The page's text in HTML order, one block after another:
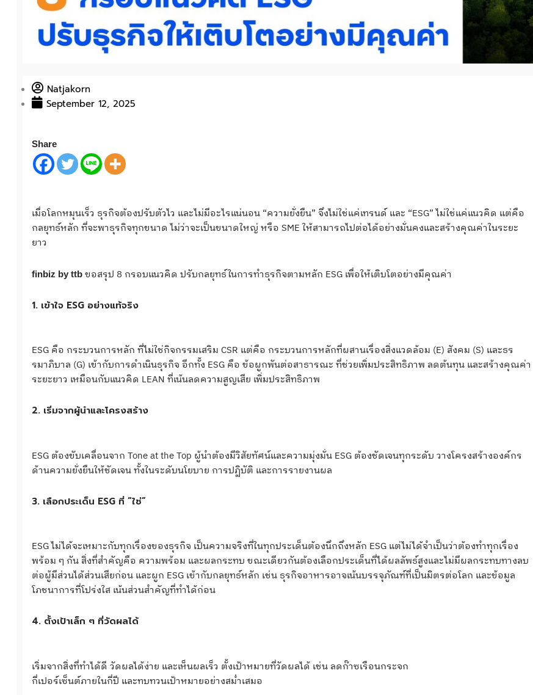
Natjakorn
September 12, 2025
Share
เมื่อโลกหมุนเร็ว ธุรกิจต้องปรับตัวไว และไม่มีอะไรแน่นอน “ความยั่งยืน” จึงไม่ใช่แค่เทรนด์ และ “ESG” ไม่ใช่แค่แนวคิด แต่คือ
กลยุทธ์หลัก ที่จะพาธุรกิจทุกขนาด ไม่ว่าจะเป็นขนาดใหญ่ หรือ SME ให้สามารถไปต่อได้อย่างมั่นคงและสร้างคุณค่าในระยะ
ยาว
finbiz by ttbขอสรุป 8 กรอบแนวคิด ปรับกลยุทธ์ในการทำธุรกิจตามหลัก ESG เพื่อให้เติบโตอย่างมีคุณค่า
1. เข้าใจ ESG อย่างแท้จริง
ESG คือ กระบวนการหลัก ที่ไม่ใช่กิจกรรมเสริม CSR แต่คือ กระบวนการหลักที่ผสานเรื่องสิ่งแวดล้อม (E) สังคม (S) และธร
รมาภิบาล (G) เข้ากับการดำเนินธุรกิจ อีกทั้ง ESG คือ ข้อผูกพันต่อสาธารณะ ที่ช่วยเพิ่มประสิทธิภาพ ลดต้นทุน และสร้างคุณค่า
ระยะยาว เหมือนกับแนวคิด LEAN ที่เน้นลดความสูญเสีย เพิ่มประสิทธิภาพ
2. เริ่มจากผู้นำและโครงสร้าง
ESG ต้องขับเคลื่อนจาก Tone at the Top ผู้นำต้องมีวิสัยทัศน์และความมุ่งมั่น ESG ต้องชัดเจนทุกระดับ วางโครงสร้างองค์กร
ด้านความยั่งยืนให้ชัดเจน ทั้งในระดับนโยบาย การปฏิบัติ และการรายงานผล
3. เลือกประเด็น ESG ที่ “ใช่”
ESG ไม่ได้จะเหมาะกับทุกเรื่องของธุรกิจ เป็นความจริงที่ในทุกประเด็นต้องนึกถึงหลัก ESG แต่ไม่ได้จำเป็นว่าต้องทำทุกเรื่อง
พร้อม ๆ กัน สิ่งที่สำคัญคือ ความพร้อม และผลกระทบ ขณะเดียวกันต้องเลือกประเด็นที่ได้ผลลัพธ์สูงและไม่มีผลกระทบทางลบ
ต่อผู้มีส่วนได้ส่วนเสียก่อน และผูก ESG เข้ากับกลยุทธ์หลัก เช่น ธุรกิจอาหารอาจเน้นบรรจุภัณฑ์ที่เป็นมิตรต่อโลก และข้อมูล
โภชนาการที่โปร่งใส เน้นส่วนสำคัญที่ทำได้ก่อน
4. ตั้งเป้าเล็ก ๆ ที่วัดผลได้
เริ่มจากสิ่งที่ทำได้ดี วัดผลได้ง่าย และเห็นผลเร็ว ตั้งเป้าหมายที่วัดผลได้ เช่น ลดก๊าซเรือนกระจก
กี่เปอร์เซ็นต์ภายในกี่ปี และทบทวนเป้าหมายอย่างสม่ำเสมอ